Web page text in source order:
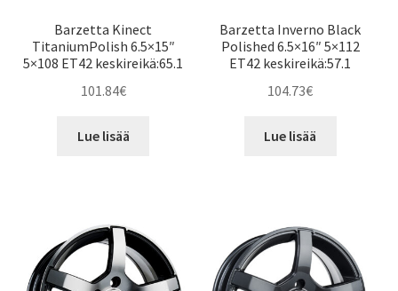
Barzetta Kinect
TitaniumPolish 6.5×15″
5×108 ET42 keskireikä:65.1
101.84€
Lue lisää
Barzetta Inverno Black
Polished 6.5×16″ 5×112
ET42 keskireikä:57.1
104.73€
Lue lisää